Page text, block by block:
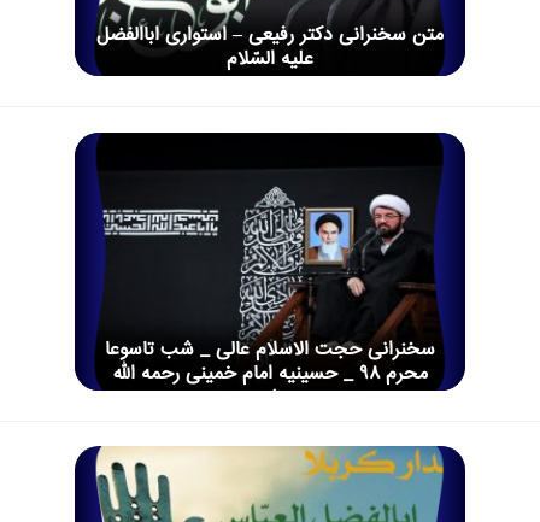
متن سخنرانی دکتر رفیعی – استواری اباالفضل
علیه السّلام
سخنرانی حجت الاسلام عالی _ شب تاسوعا
محرم 98 _ حسینیه امام خمینی رحمه الله
علیه